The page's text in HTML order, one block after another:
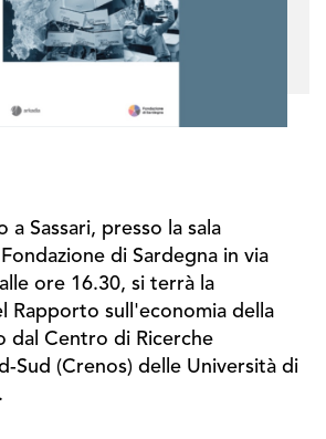
a Sassari, presso la sala
di Sardegna in via
ore 16.30, si terrà la
Rapporto sull'economia della
dal Centro di Ricerche
Sud (Crenos) delle Università di